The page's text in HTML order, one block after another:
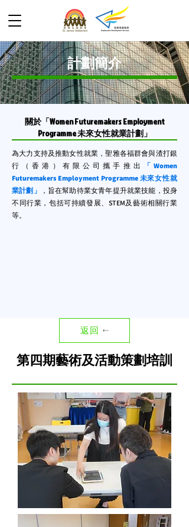
計劃簡介
關於「Women Futuremakers Employment
Programme 未來女性就業計劃」
為大力支持及推動女性就業，聖雅各福群會與渣打銀
行（香港）有限公司攜手推出
「Women
Futuremakers Employment Programme 未來女性就
業計劃」
，旨在幫助待業女青年提升就業技能，投身
不同行業，包括可持續發展、STEM及藝術相關行業
等。
返回
第四期藝術及活動策劃培訓